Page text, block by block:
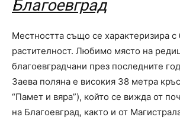
Благоевград
Местността също се характеризира с
растителност. Любимо място на
благоевградчани през последните
Заева поляна е високия 38 метра
“Памет и вяра”), който се вижда от
на Благоевград, както и от